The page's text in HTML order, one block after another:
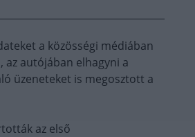
a közösségi médiában
autójában elhagyni a
üzeneteket is megosztott a
az első